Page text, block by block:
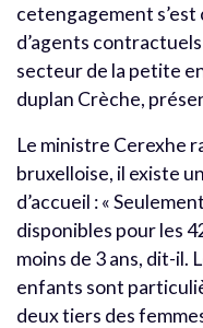
cetengagement
d’agents
secteur de la petite
duplan Crèche,
Le ministre Cerexhe
bruxelloise, il existe
d’accueil : «
disponibles pour les
moins de 3 ans, dit-il.
enfants sont
deux tiers des